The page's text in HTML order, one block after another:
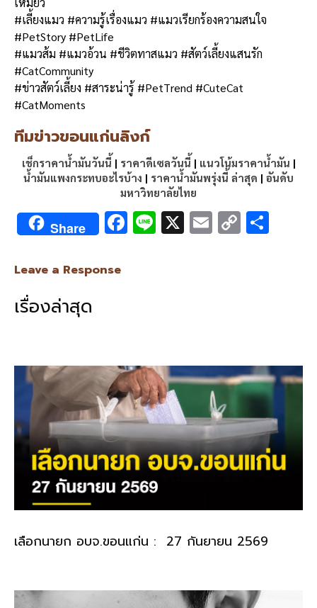
#เลี้ยงแมว #ความรู้เรื่องแมว #แมวเรียกร้องความสนใจ
#PetStory #PetLife
#แมวส้ม #แมวอ้วน #ชีวิตทาสแมว #สัตว์เลี้ยงแสนรัก
#CatCommunity
#ข่าวสัตว์เลี้ยง #สาระน่ารู้ #PetTrend #CuteCat
#CatMoments
ทีมข่าวขอนแก่นลิงก์
เช็กราคาน้ำมันวันนี้ | ราคาดีเซลวันนี้ | แนวโน้มราคาน้ำมัน |
น้ำมันแพงกระทบอะไรบ้าง | ราคาน้ำมันพรุ่งนี้ ล่าสุด | อันดับ
มหาวิทยาลัยไทย
Share F
k
Li X E C
Leave a Response
เรื่องล่าสุด
เลือกนายก อบจ.ขอนแก่น : 27 กันยายน 2569